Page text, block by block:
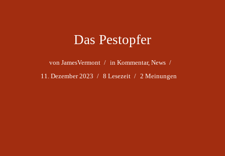
Das Pestopfer
vonJamesVermont inKommentar,News
11. Dezember 2023
8 Lesezeit 2 Meinungen